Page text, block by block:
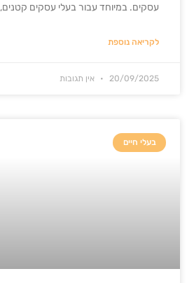
עסקים. במיוחד עבור בעלי עסקים קטנים,
לקריאה נוספת
20/09/2025 אין תגובות
בעלי חיים